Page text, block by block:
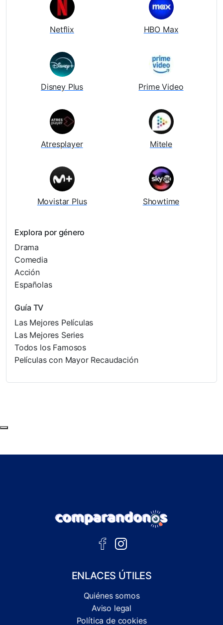
Netflix HBO Max
Disney Plus Prime Video
Atresplayer Mitele
Movistar Plus Showtime
Explora por género
Drama
Comedia
Acción
Españolas
Guía TV
Las Mejores Películas
Las Mejores Series
Todos los Famosos
Películas con Mayor Recaudación
ENLACES ÚTILES
Quiénes somos
Aviso legal
Política de cookies